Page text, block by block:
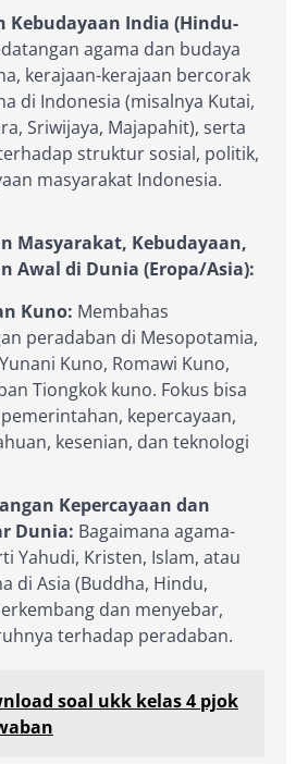
Kebudayaan India (Hindu-
agama dan budaya
kerajaan-kerajaan bercorak
di Indonesia (misalnya Kutai,
Sriwijaya, Majapahit), serta
struktur sosial, politik,
masyarakat Indonesia.
Masyarakat, Kebudayaan,
Awal di Dunia (Eropa/Asia):
Kuno: Membahas
peradaban di Mesopotamia,
Kuno, Romawi Kuno,
Tiongkok kuno. Fokus bisa
kepercayaan,
kesenian, dan teknologi
Kepercayaan dan
Dunia: Bagaimana agama-
Yahudi, Kristen, Islam, atau
di Asia (Buddha, Hindu,
dan menyebar,
terhadap peradaban.
soal ukk kelas 4 pjok